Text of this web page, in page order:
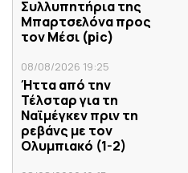
Συλλυπητήρια της
Μπαρτσελόνα προς
τον Μέσι (pic)
08/08/2026 19:25
Ήττα από την
Τέλσταρ για τη
Ναϊμέγκεν πριν τη
ρεβάνς με τον
Ολυμπιακό (1-2)